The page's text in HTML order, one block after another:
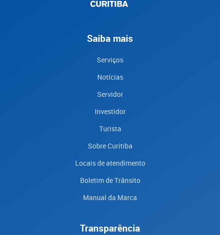
Saiba mais
Serviços
Notícias
Servidor
Investidor
Turista
Sobre Curitiba
Locais de atendimento
Boletim de Trânsito
Manual da Marca
Transparência